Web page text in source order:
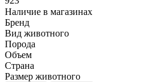
Наличие в магазинах
Бренд
Вид животного
Порода
Объем
Страна
Размер животного